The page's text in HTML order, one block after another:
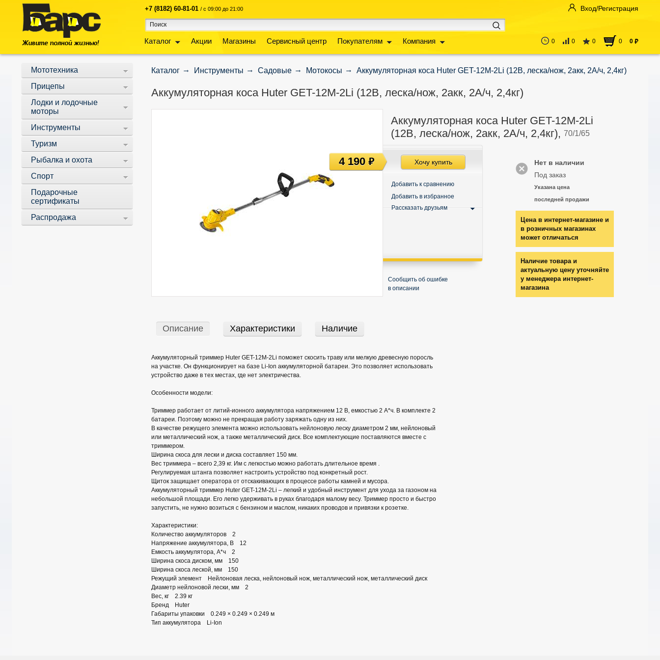
+7 (8182) 60-81-01 / с 09:00 до 21:00
Каталог Акции Магазины Сервисный центр Покупателям Компания
Вход/Регистрация
0 0 0 0 0 руб
Мототехника
Прицепы
Лодки и лодочные
моторы
Инструменты
Туризм
Рыбалка и охота
Спорт
Подарочные
сертификаты
Распродажа
Каталог Инструменты Садовые Мотокосы Аккумуляторная коса Huter GET-12M-2Li (12В, леска/нож, 2акк, 2А/ч, 2,4кг)
Аккумуляторная коса Huter GET-12M-2Li (12В, леска/нож, 2акк, 2А/ч, 2,4кг)
Аккумуляторная коса Huter GET-12M-2Li
(12В, леска/нож, 2акк, 2А/ч, 2,4кг), 70/1/65
Нет в наличии
Под заказ
Указана цена
последней продажи
Цена в интернет-магазине и
в розничных магазинах
может отличаться
Наличие товара и
актуальную цену уточняйте
у менеджера интернет-
магазина
Хочу купить
Добавить к сравнению
Добавить в избранное
Рассказать друзьям
Сообщить об ошибке
в описании
4 190руб
Описание Характеристики Наличие
Аккумуляторный триммер Huter GET-12M-2Li поможет скосить траву или мелкую древесную поросль
на участке. Он функционирует на базе Li-Ion аккумуляторной батареи. Это позволяет использовать
устройство даже в тех местах, где нет электричества.
Особенности модели:
Триммер работает от литий-ионного аккумулятора напряжением 12 В, емкостью 2 А*ч. В комплекте 2
батареи. Поэтому можно не прекращая работу заряжать одну из них.
В качестве режущего элемента можно использовать нейлоновую леску диаметром 2 мм, нейлоновый
или металлический нож, а также металлический диск. Все комплектующие поставляются вместе с
триммером.
Ширина скоса для лески и диска составляет 150 мм.
Вес триммера – всего 2,39 кг. Им с легкостью можно работать длительное время .
Регулируемая штанга позволяет настроить устройство под конкретный рост.
Щиток защищает оператора от отскакивающих в процессе работы камней и мусора.
Аккумуляторный триммер Huter GET-12M-2Li – легкий и удобный инструмент для ухода за газоном на
небольшой площади. Его легко удерживать в руках благодаря малому весу. Триммер просто и быстро
запустить, не нужно возиться с бензином и маслом, никаких проводов и привязки к розетке.
Характеристики:
Количество аккумуляторов 2
Напряжение аккумулятора, В 12
Емкость аккумулятора, А*ч 2
Ширина скоса диском, мм 150
Ширина скоса леской, мм 150
Режущий элемент Нейлоновая леска, нейлоновый нож, металлический нож, металлический диск
Диаметр нейлоновой лески, мм 2
Вес, кг 2.39 кг
Бренд Huter
Габариты упаковки 0.249 × 0.249 × 0.249 м
Тип аккумулятора Li-Ion